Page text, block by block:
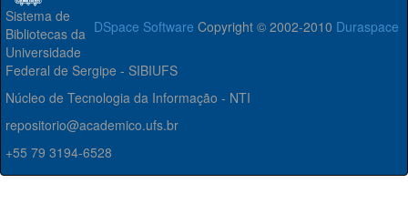
DSpace Software Copyright © 2002-2010 Duraspace
Sistema de
Bibliotecas da
Universidade
Federal de Sergipe - SIBIUFS
Núcleo de Tecnologia da Informação - NTI
repositorio@academico.ufs.br
+55 79 3194-6528